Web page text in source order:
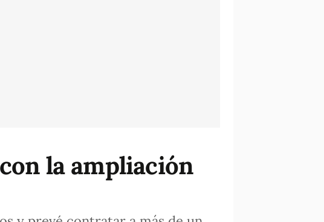
la ampliación